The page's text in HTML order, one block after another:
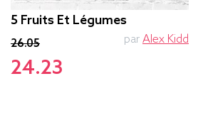
5 Fruits Et Légumes
26.05
24.23
par Alex Kidd